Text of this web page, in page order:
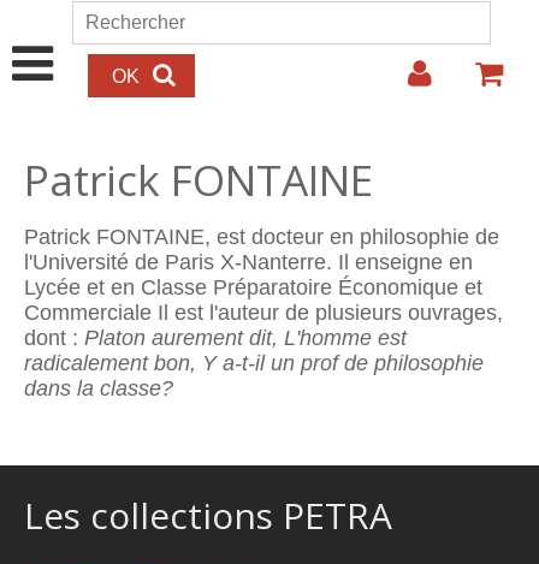
Aller au contenu principal
Formulaire de recherche
Rechercher
Patrick FONTAINE
Patrick FONTAINE, est docteur en philosophie de
l'Université de Paris X-Nanterre. Il enseigne en
Lycée et en Classe Préparatoire Économique et
Commerciale Il est l'auteur de plusieurs ouvrages,
dont : Platon aurement dit, L'homme est
radicalement bon, Y a-t-il un prof de philosophie
dans la classe?
Les collections PETRA